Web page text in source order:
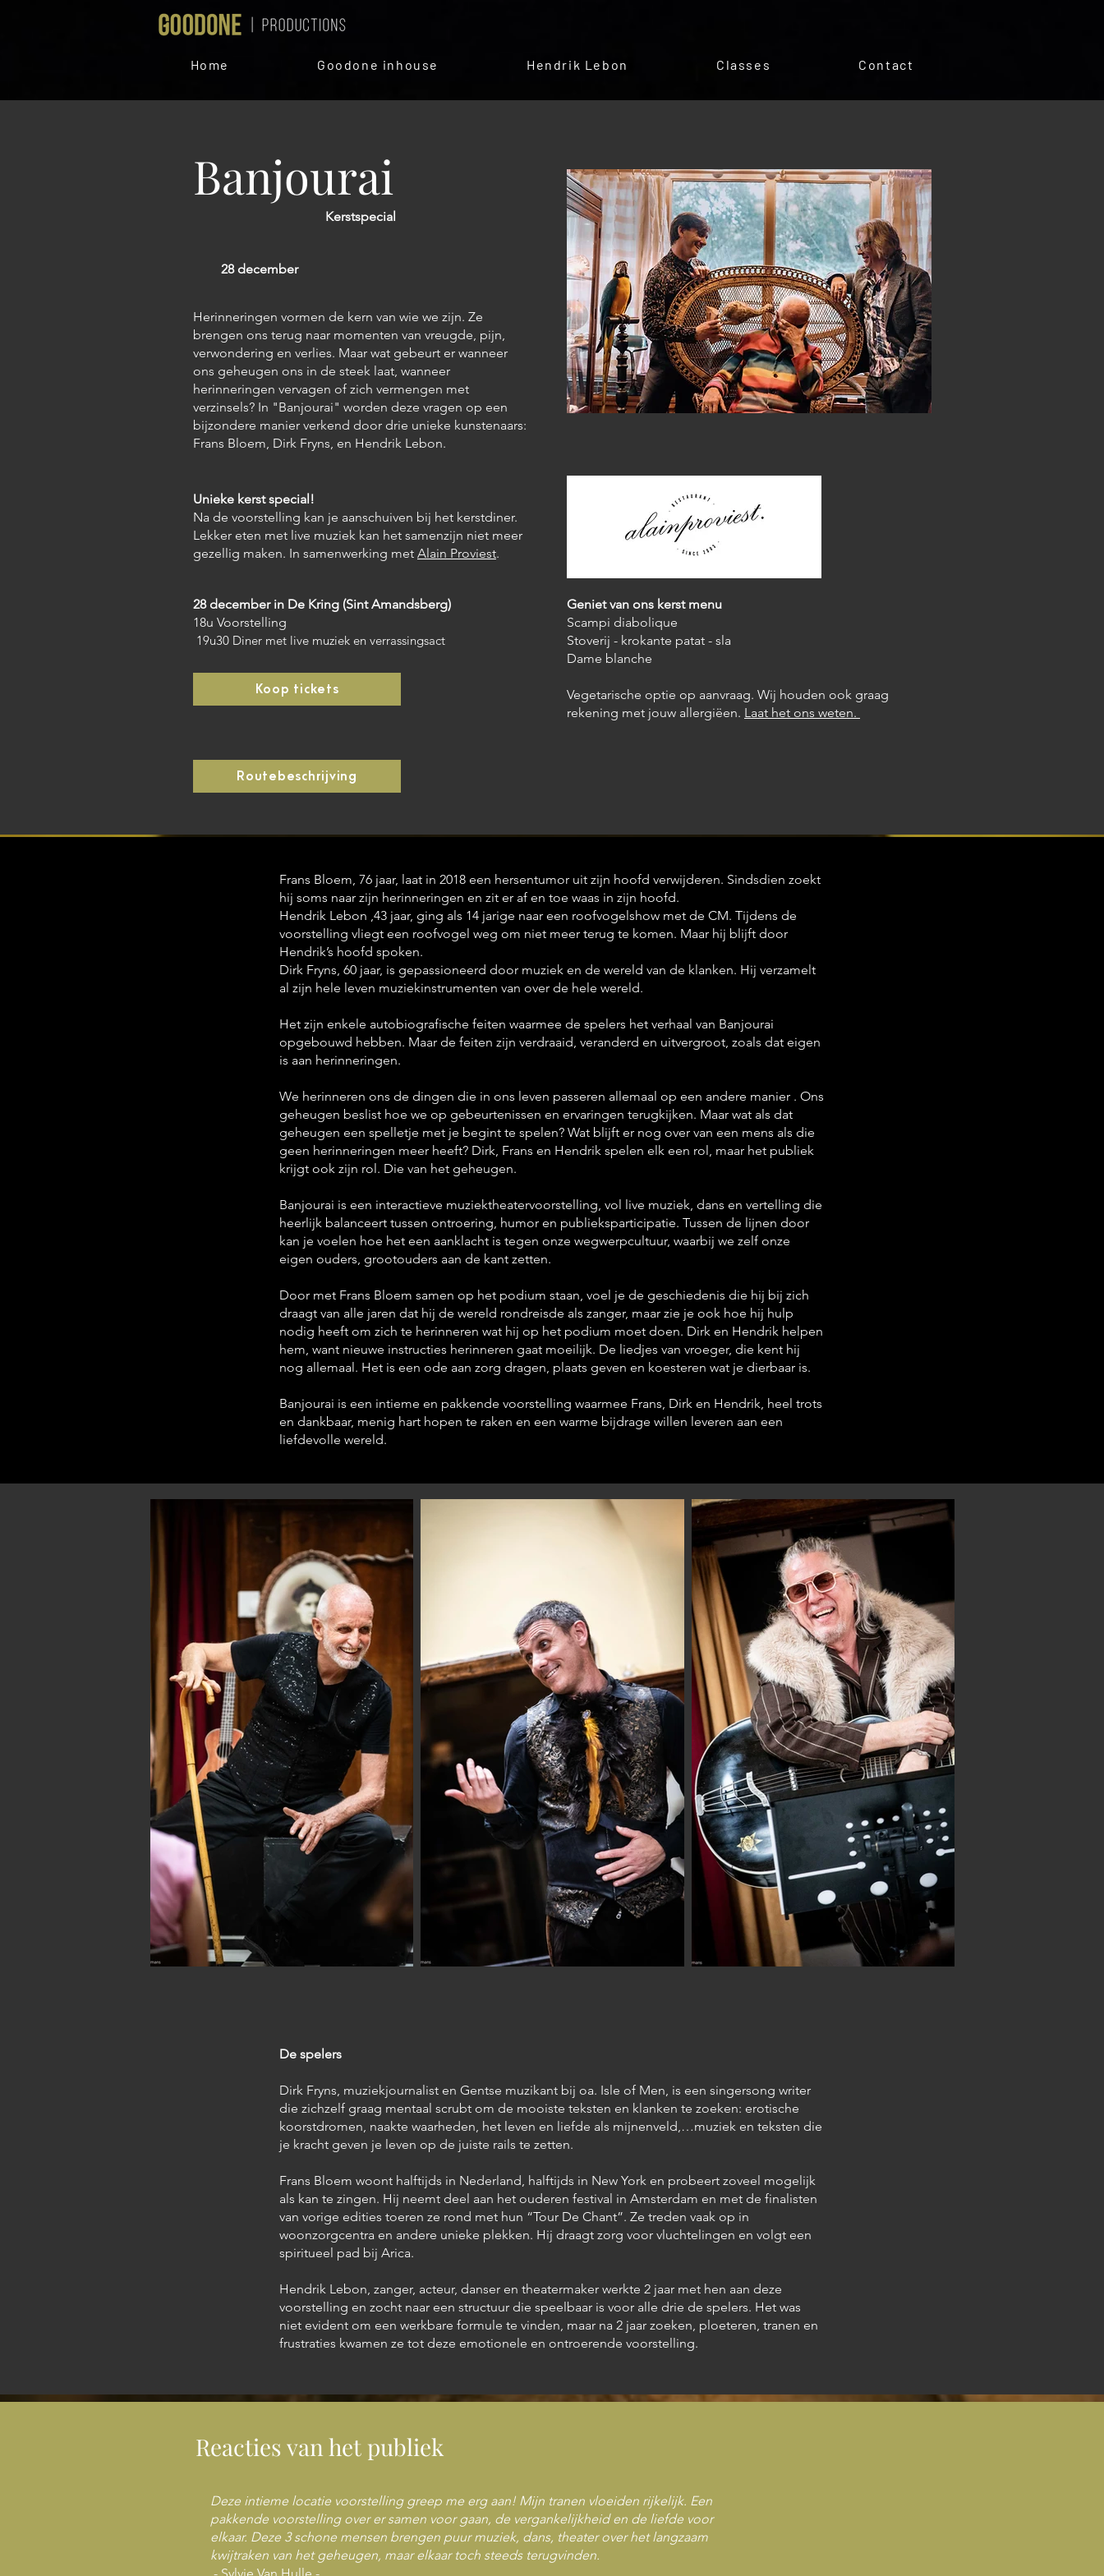
Home Goodone inhouse Hendrik Lebon Classes Contact
Banjourai
28 december
Herinneringen vormen de kern van wie we zijn. Ze
brengen ons terug naar momenten van vreugde, pijn,
verwondering en verlies. Maar wat gebeurt er wanneer
ons geheugen ons in de steek laat, wanneer
herinneringen vervagen of zich vermengen met
verzinsels? In "Banjourai" worden deze vragen op een
bijzondere manier verkend door drie unieke kunstenaars:
Frans Bloem, Dirk Fryns, en Hendrik Lebon.
Kerstspecial
Unieke kerst special!
Na de voorstelling kan je aanschuiven bij het kerstdiner.
Lekker eten met live muziek kan het samenzijn niet meer
gezellig maken. In samenwerking met Alain Proviest.
28 december in De Kring (Sint Amandsberg)
18u Voorstelling
19u30 Diner met live muziek en verrassingsact
Koop tickets
Geniet van ons kerst menu
Scampi diabolique
Stoverij - krokante patat - sla
Dame blanche
Vegetarische optie op aanvraag. Wij houden ook graag
rekening met jouw allergiëen. Laat het ons weten.
Routebeschrijving
Frans Bloem, 76 jaar, laat in 2018 een hersentumor uit zijn hoofd verwijderen. Sindsdien zoekt
hij soms naar zijn herinneringen en zit er af en toe waas in zijn hoofd.
Hendrik Lebon ,43 jaar, ging als 14 jarige naar een roofvogelshow met de CM. Tijdens de
voorstelling vliegt een roofvogel weg om niet meer terug te komen. Maar hij blijft door
Hendrik’s hoofd spoken.
Dirk Fryns, 60 jaar, is gepassioneerd door muziek en de wereld van de klanken. Hij verzamelt
al zijn hele leven muziekinstrumenten van over de hele wereld.
Het zijn enkele autobiografische feiten waarmee de spelers het verhaal van Banjourai
opgebouwd hebben. Maar de feiten zijn verdraaid, veranderd en uitvergroot, zoals dat eigen
is aan herinneringen.
We herinneren ons de dingen die in ons leven passeren allemaal op een andere manier . Ons
geheugen beslist hoe we op gebeurtenissen en ervaringen terugkijken. Maar wat als dat
geheugen een spelletje met je begint te spelen? Wat blijft er nog over van een mens als die
geen herinneringen meer heeft? Dirk, Frans en Hendrik spelen elk een rol, maar het publiek
krijgt ook zijn rol. Die van het geheugen.
Banjourai is een interactieve muziektheatervoorstelling, vol live muziek, dans en vertelling die
heerlijk balanceert tussen ontroering, humor en publieksparticipatie. Tussen de lijnen door
kan je voelen hoe het een aanklacht is tegen onze wegwerpcultuur, waarbij we zelf onze
eigen ouders, grootouders aan de kant zetten.
Door met Frans Bloem samen op het podium staan, voel je de geschiedenis die hij bij zich
draagt van alle jaren dat hij de wereld rondreisde als zanger, maar zie je ook hoe hij hulp
nodig heeft om zich te herinneren wat hij op het podium moet doen. Dirk en Hendrik helpen
hem, want nieuwe instructies herinneren gaat moeilijk. De liedjes van vroeger, die kent hij
nog allemaal. Het is een ode aan zorg dragen, plaats geven en koesteren wat je dierbaar is.
Banjourai is een intieme en pakkende voorstelling waarmee Frans, Dirk en Hendrik, heel trots
en dankbaar, menig hart hopen te raken en een warme bijdrage willen leveren aan een
liefdevolle wereld.
De spelers
Dirk Fryns, muziekjournalist en Gentse muzikant bij oa. Isle of Men, is een singersong writer
die zichzelf graag mentaal scrubt om de mooiste teksten en klanken te zoeken: erotische
koorstdromen, naakte waarheden, het leven en liefde als mijnenveld,…muziek en teksten die
je kracht geven je leven op de juiste rails te zetten.
Frans Bloem woont halftijds in Nederland, halftijds in New York en probeert zoveel mogelijk
als kan te zingen. Hij neemt deel aan het ouderen festival in Amsterdam en met de finalisten
van vorige edities toeren ze rond met hun “Tour De Chant”. Ze treden vaak op in
woonzorgcentra en andere unieke plekken. Hij draagt zorg voor vluchtelingen en volgt een
spiritueel pad bij Arica.
Hendrik Lebon, zanger, acteur, danser en theatermaker werkte 2 jaar met hen aan deze
voorstelling en zocht naar een structuur die speelbaar is voor alle drie de spelers. Het was
niet evident om een werkbare formule te vinden, maar na 2 jaar zoeken, ploeteren, tranen en
frustraties kwamen ze tot deze emotionele en ontroerende voorstelling.
Reacties van het publiek
Deze intieme locatie voorstelling greep me erg aan! Mijn tranen vloeiden rijkelijk. Een
pakkende voorstelling over er samen voor gaan, de vergankelijkheid en de liefde voor
elkaar. Deze 3 schone mensen brengen puur muziek, dans, theater over het langzaam
kwijtraken van het geheugen, maar elkaar toch steeds terugvinden.